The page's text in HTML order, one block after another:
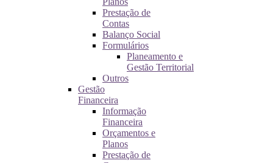
Prestação de
Contas
Balanço Social
Formulários
Planeamento e
Gestão Territorial
Outros
Gestão
Financeira
Informação
Financeira
Orçamentos e
Planos
Prestação de